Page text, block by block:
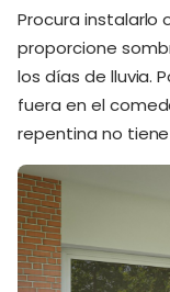
Procura instalarlo
proporcione
los días de lluvia.
fuera en el
repentina no